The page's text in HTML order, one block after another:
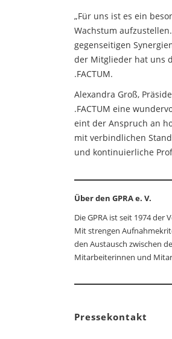
„Für uns ist es ein
Wachstum
gegenseitigen
der Mitglieder hat uns
.FACTUM.
Alexandra Groß,
.FACTUM eine
eint der Anspruch an
mit verbindlichen
und kontinuierliche
Über den GPRA e. V.
Die GPRA ist seit 1974
Mit strengen
den Austausch zwischen
Mitarbeiterinnen und
Pressekontakt